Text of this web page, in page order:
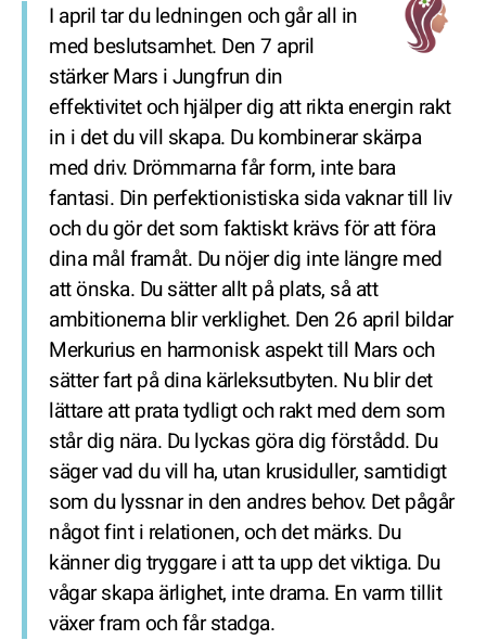
I april tar du ledningen och går all in
med beslutsamhet. Den 7 april
stärker Mars i Jungfrun din
effektivitet och hjälper dig att rikta energin rakt
in i det du vill skapa. Du kombinerar skärpa
med driv. Drömmarna får form, inte bara
fantasi. Din perfektionistiska sida vaknar till liv
och du gör det som faktiskt krävs för att föra
dina mål framåt. Du nöjer dig inte längre med
att önska. Du sätter allt på plats, så att
ambitionerna blir verklighet. Den 26 april bildar
Merkurius en harmonisk aspekt till Mars och
sätter fart på dina kärleksutbyten. Nu blir det
lättare att prata tydligt och rakt med dem som
står dig nära. Du lyckas göra dig förstådd. Du
säger vad du vill ha, utan krusiduller, samtidigt
som du lyssnar in den andres behov. Det pågår
något fint i relationen, och det märks. Du
känner dig tryggare i att ta upp det viktiga. Du
vågar skapa ärlighet, inte drama. En varm tillit
växer fram och får stadga.